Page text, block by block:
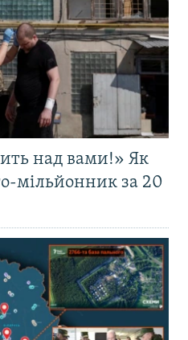
над вами!» Як
мільйонник за 20